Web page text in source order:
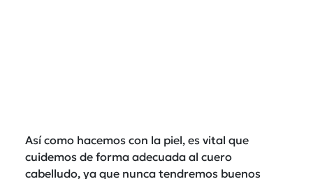
Así como hacemos con la piel, es vital que
cuidemos de forma adecuada al cuero
cabelludo, ya que nunca tendremos buenos